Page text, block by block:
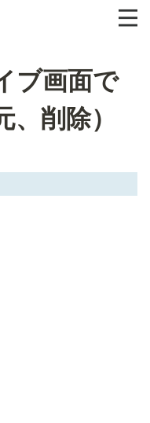
ブ画面で
削除）